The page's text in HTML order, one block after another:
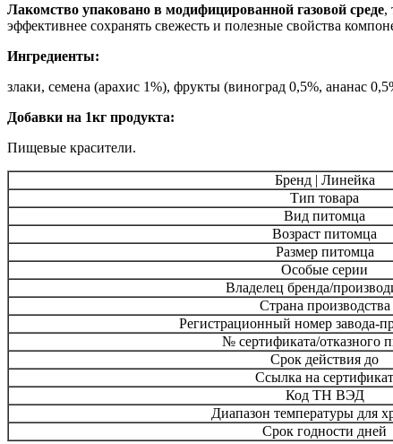
Лакомство упаковано в модифицированной газовой среде,
эффективнее сохранять свежесть и полезные свойства
Ингредиенты:
злаки, семена (арахис 1%), фрукты (виноград 0,5%, ананас
Добавки на 1кг продукта:
Пищевые красители.
Бренд | Линейка
Тип товара
Вид питомца
Возраст питомца
Размер питомца
Особые серии
Владелец бренда/
Страна производства
Регистрационный номер завода-
№ сертификата/отказного
Срок действия до
Ссылка на сертификат
Код ТН ВЭД
Диапазон температуры для
Срок годности дней